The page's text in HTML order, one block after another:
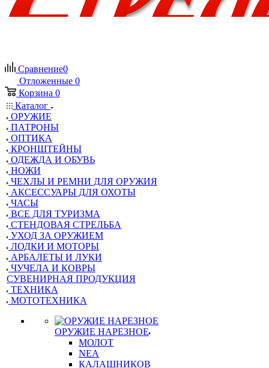
Сравнение0
Отложенные 0
Корзина 0
Каталог
ОРУЖИЕ
ПАТРОНЫ
ОПТИКА
КРОНШТЕЙНЫ
ОДЕЖДА И ОБУВЬ
НОЖИ
ЧЕХЛЫ И РЕМНИ ДЛЯ ОРУЖИЯ
АКСЕССУАРЫ ДЛЯ ОХОТЫ
ЧАСЫ
ВСЕ ДЛЯ ТУРИЗМА
СТЕНДОВАЯ СТРЕЛЬБА
УХОД ЗА ОРУЖИЕМ
ЛОДКИ И МОТОРЫ
АРБАЛЕТЫ И ЛУКИ
ЧУЧЕЛА И КОВРЫ
СУВЕНИРНАЯ ПРОДУКЦИЯ
ТЕХНИКА
МОТОТЕХНИКА
ОРУЖИЕ НАРЕЗНОЕ
МОЛОТ
NEA
КАЛАШНИКОВ